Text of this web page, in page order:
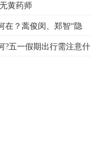
黄药师
在？蒿俊闵、郑智“隐
?五一假期出行需注意什